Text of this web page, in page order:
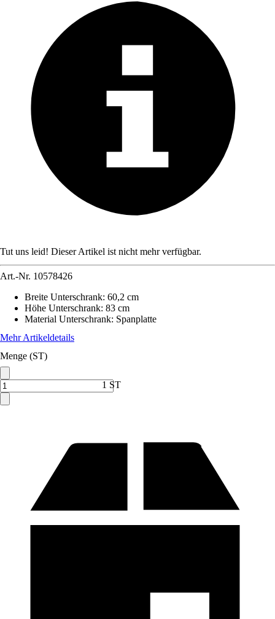
Tut uns leid! Dieser Artikel ist nicht mehr verfügbar.
Art.-Nr. 10578426
Breite Unterschrank: 60,2 cm
Höhe Unterschrank: 83 cm
Material Unterschrank: Spanplatte
Mehr Artikeldetails
Menge (ST)
1 ST